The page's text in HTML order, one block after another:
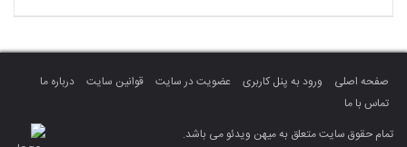
صفحه اصلی ورود به پنل کاربری عضویت در سایت قوانین سایت
درباره ما
تماس با ما
تمام حقوق سایت متعلق به میهن ویدئو می باشد.